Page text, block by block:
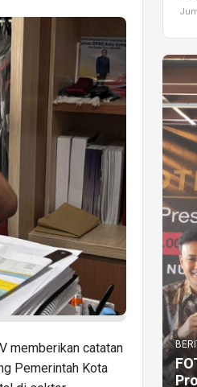
memberikan catatan
Pemerintah Kota